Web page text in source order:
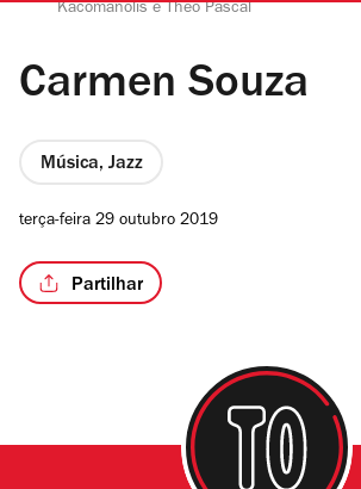
Kacomanolis e Theo Pascal
Carmen Souza
Música, Jazz
terça-feira 29 outubro 2019
Partilhar